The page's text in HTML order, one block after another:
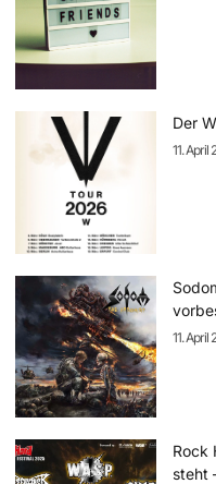
Der
11. April
11. April
Rock
steht